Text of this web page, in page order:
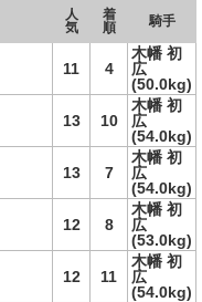
人
気
着
順
騎手
11 4
木幡 初
広
(50.0kg)
13 10
木幡 初
広
(54.0kg)
13 7
木幡 初
広
(54.0kg)
12 8
木幡 初
広
(53.0kg)
12 11
木幡 初
広
(54.0kg)